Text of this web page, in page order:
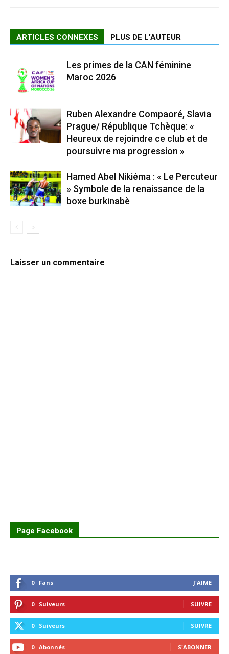
ARTICLES CONNEXES PLUS DE L'AUTEUR
Les primes de la CAN féminine
Maroc 2026
Ruben Alexandre Compaoré, Slavia
Prague/ République Tchèque: «
Heureux de rejoindre ce club et de
poursuivre ma progression »
Hamed Abel Nikiéma : « Le Percuteur
» Symbole de la renaissance de la
boxe burkinabè
Laisser un commentaire
Page Facebook
0 Fans J'AIME
0 Suiveurs SUIVRE
0 Suiveurs SUIVRE
0 Abonnés S'ABONNER